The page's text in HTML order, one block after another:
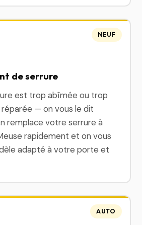
de serrure
est trop abîmée ou trop
— on vous le dit
remplace votre serrure à
rapidement et on vous
adapté à votre porte et
NEUF
AUTO